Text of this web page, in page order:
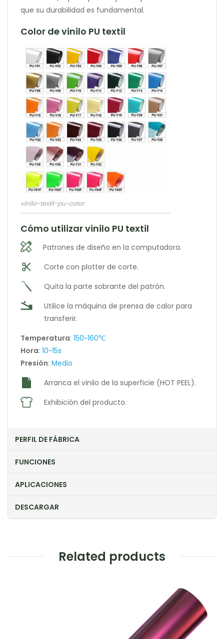
que su durabilidad es fundamental.
Color de vinilo PU textil
vinilo-textil-pu-color
Cómo utilizar vinilo PU textil
Patrones de diseño en la computadora.
Corte con plotter de corte.
Quita la parte sobrante del patrón.
Utilice la máquina de prensa de calor para
transferir.
Temperatura: 150~160℃
Hora: 10~15s
Presión: Medio
Arranca el vinilo de la superficie (HOT PEEL).
Exhibición del producto.
PERFIL DE FÁBRICA
FUNCIONES
APLICACIONES
DESCARGAR
Related products